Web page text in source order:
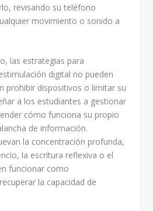
revisando su teléfono
movimiento o sonido a
las estrategias para
digital no pueden
prohibir dispositivos o limitar su
a los estudiantes a gestionar
cómo funciona su propio
de información.
la concentración profunda,
la escritura reflexiva o el
funcionar como
la capacidad de